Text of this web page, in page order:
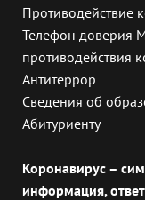
Противодействие
Телефон доверия
противодействия
Антитеррор
Сведения об
Абитуриенту
Коронавирус –
информация,